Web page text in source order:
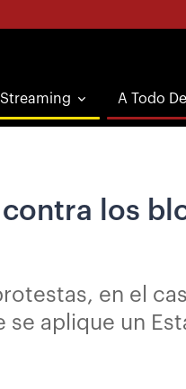
Streaming A Todo
los
en el
aplique un